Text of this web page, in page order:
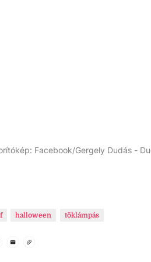
Facebook/Gergely Dudás -
halloween töklámpás